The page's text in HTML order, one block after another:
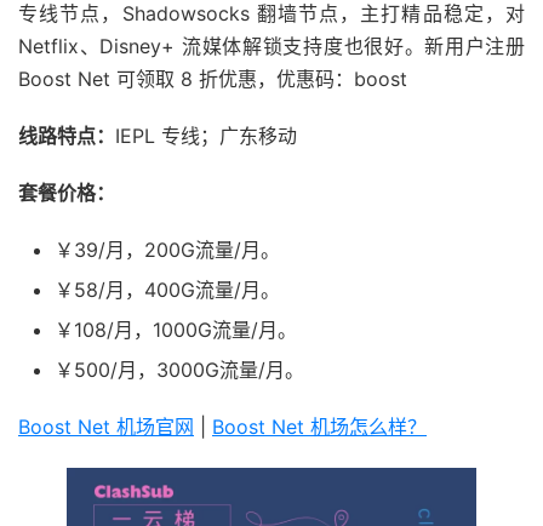
专线节点，Shadowsocks 翻墙节点，主打精品稳定，对
Netflix、Disney+ 流媒体解锁支持度也很好。新用户注册
Boost Net 可领取 8 折优惠，优惠码：boost
线路特点： IEPL 专线；广东移动
套餐价格：
￥39/月，200G流量/月。
￥58/月，400G流量/月。
￥108/月，1000G流量/月。
￥500/月，3000G流量/月。
Boost Net 机场官网 Boost Net 机场怎么样？